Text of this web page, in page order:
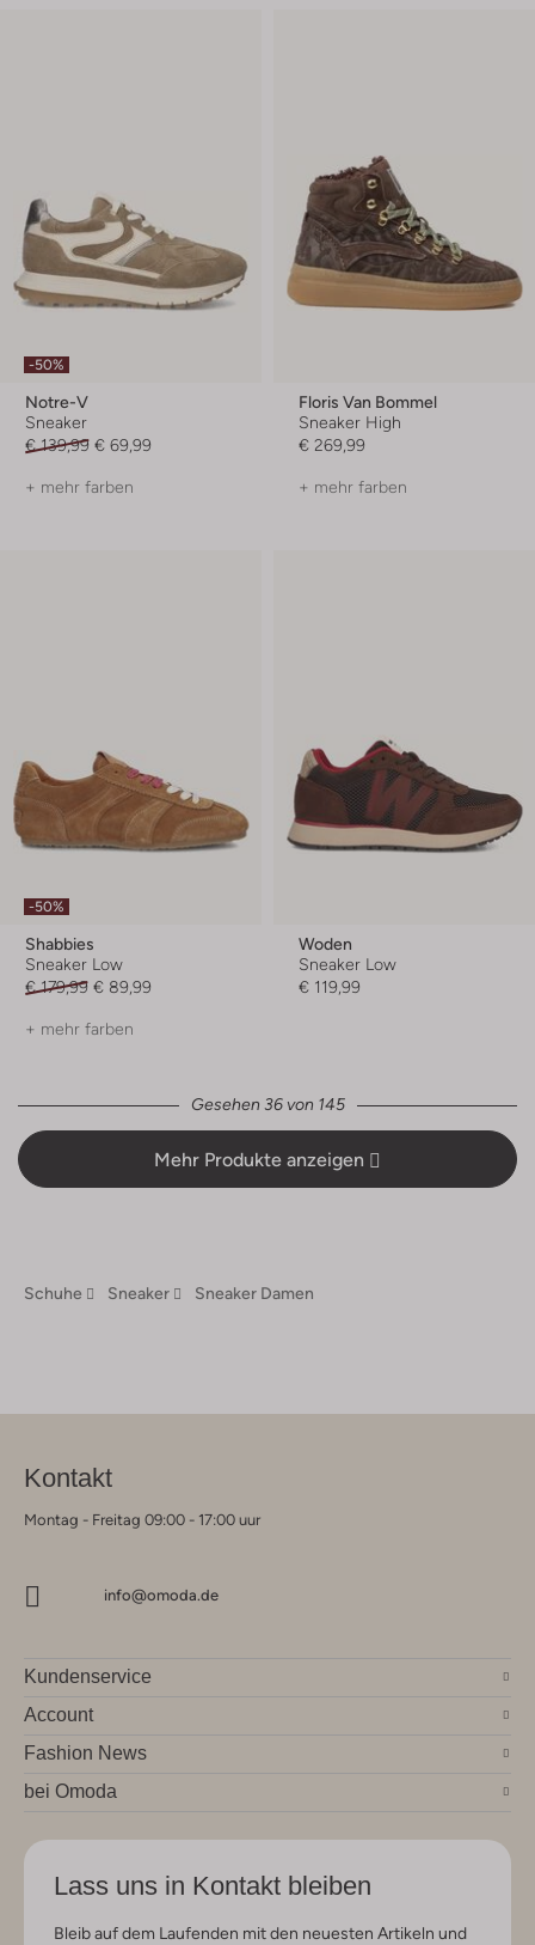
-50%
Notre-V
Sneaker
€ 139,99 € 69,99
+ mehr farben
Floris Van Bommel
Sneaker High
€ 269,99
+ mehr farben
-50%
Shabbies
Sneaker Low
€ 179,99 € 89,99
+ mehr farben
Woden
Sneaker Low
€ 119,99
Gesehen 36 von 145
Mehr Produkte anzeigen
Schuhe Sneaker Sneaker Damen
Kontakt
Montag - Freitag 09:00 - 17:00 uur
info@omoda.de
Kundenservice
Account
Fashion News
bei Omoda
Lass uns in Kontakt bleiben
Bleib auf dem Laufenden mit den neuesten Artikeln und